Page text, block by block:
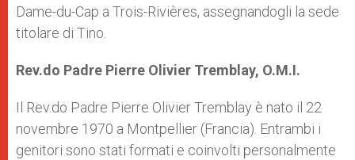
Dame-du-Cap a Trois-Rivières, assegnandogli la sede
titolare di Tino.
Rev.do Padre Pierre Olivier Tremblay, O.M.I.
Il Rev.do Padre Pierre Olivier Tremblay è nato il 22
novembre 1970 a Montpellier (Francia). Entrambi i
genitori sono stati formati e coinvolti personalmente